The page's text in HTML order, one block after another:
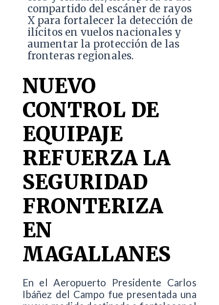
compartido del escáner de rayos
X para fortalecer la detección de
ilícitos en vuelos nacionales y
aumentar la protección de las
fronteras regionales.
NUEVO
CONTROL DE
EQUIPAJE
REFUERZA LA
SEGURIDAD
FRONTERIZA
EN
MAGALLANES
En el Aeropuerto Presidente Carlos
Ibáñez del Campo fue presentada una